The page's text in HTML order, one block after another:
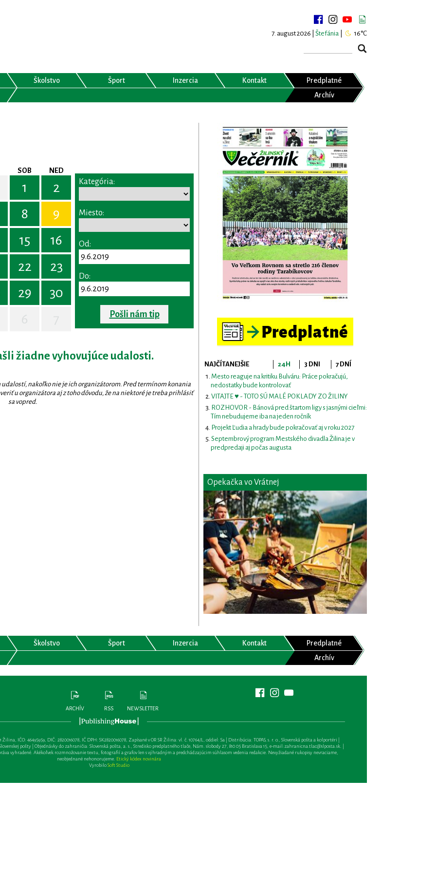
7. august 2026 | Štefánia 16°C
Školstvo Šport Inzercia Kontakt
Predplatné
Archív
SOB NED
1
2
8
9
15
16
22
23
29
30
Kategória:
Miesto:
Od:
Do:
Pošli nám tip
žiadne vyhovujúce udalosti.
nakoľko nie je ich organizátorom. Pred termínom konania
u organizátora aj z toho dôvodu, že na niektoré je treba prihlásiť
sa vopred.
NAJČÍTANEJŠIE 24H 3 DNI
7 DNÍ
Mesto reaguje na kritiku Bulváru: Práce pokračujú,
nedostatky bude kontrolovať
VITAJTE ♥ - TOTO SÚ MALÉ POKLADY ZO ŽILINY
ROZHOVOR - Bánová pred štartom ligy s jasnými cieľmi:
Tím nebudujeme iba na jeden ročník
Projekt Ľudia a hrady bude pokračovať aj v roku 2027
Septembrový program Mestského divadla Žilina je v
predpredaji aj počas augusta
Opekačka vo Vrátnej
Školstvo Šport Inzercia Kontakt
Predplatné
Archív
ARCHÍV RSS NEWSLETTER
IČO: 46495959, DIČ: 2820016078, IČ DPH: SK2820016078, Zapísané v OR SR Žilina: vl. č. 10764/L, oddiel: Sa | Distribúcia: TOPAS, s. r. o., Slovenská pošta a kolportéri |
pošty | Objednávky do zahraničia: Slovenská pošta, a. s., Stredisko predplatného tlače, Nám. slobody 27, 810 05 Bratislava 15, e-mail:zahranicna.tlac@slposta.sk. |
vyhradené. Akékoľvek rozmnožovanie textu, fotografií a grafov len s výhradným a predchádzajúcim súhlasom vedenia redakcie. Nevyžiadané rukopisy nevraciame,
neobjednané nehonorujeme. Etický kódex novinára
VyrobiloSoft Studio